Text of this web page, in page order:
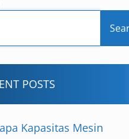
POSTS
Kapasitas Mesin